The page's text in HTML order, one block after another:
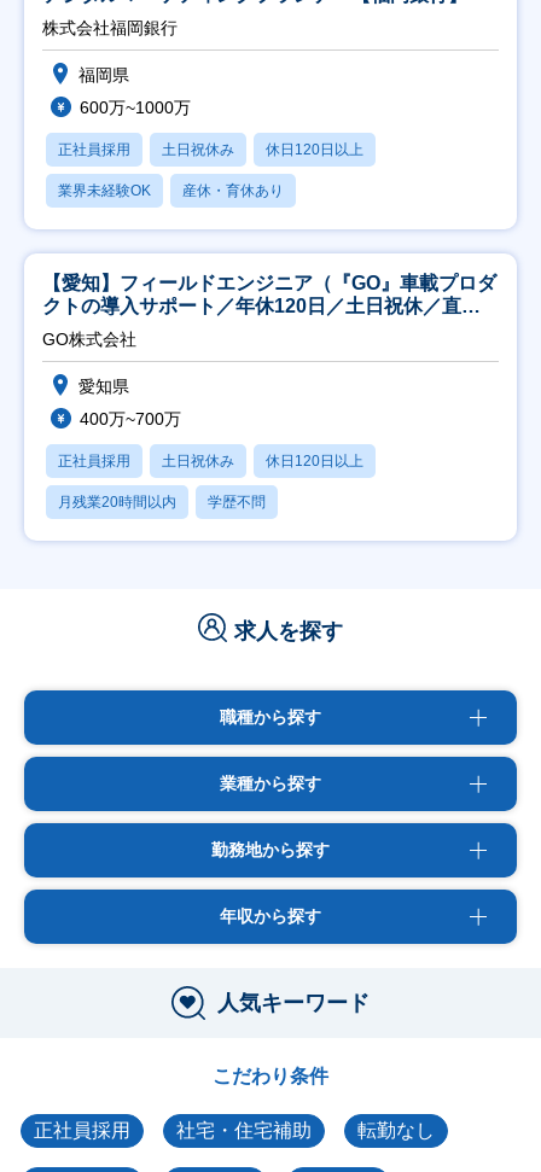
株式会社福岡銀行
福岡県
600万~1000万
正社員採用 土日祝休み 休日120日以上
業界未経験OK 産休・育休あり
【愛知】フィールドエンジニア（『GO』車載プロダ
クトの導入サポート／年休120日／土日祝休／直行
直帰
GO株式会社
愛知県
400万~700万
正社員採用 土日祝休み 休日120日以上
月残業20時間以内 学歴不問
求人を探す
職種から探す
業種から探す
勤務地から探す
年収から探す
人気キーワード
こだわり条件
正社員採用 社宅・住宅補助 転勤なし